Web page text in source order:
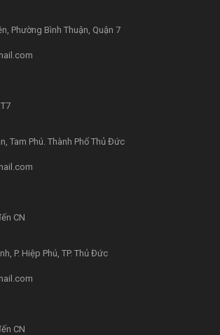
Phường Bình Thuận, Quận 7
Tam Phú. Thành Phố Thủ Đức
CN
P. Hiệp Phú, TP. Thủ Đức
CN